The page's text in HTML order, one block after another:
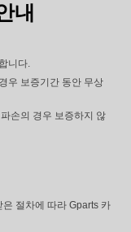
내
니다.
우 보증기간 동안 무상
손의 경우 보증하지 않
절차에 따라 Gparts 카